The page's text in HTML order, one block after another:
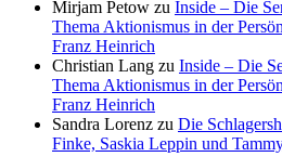
Mirjam Petow zu Inside – Die
Thema Aktionismus in der
Franz Heinrich
Christian Lang zu Inside – Die
Thema Aktionismus in der
Franz Heinrich
Sandra Lorenz zu Die
Finke, Saskia Leppin und